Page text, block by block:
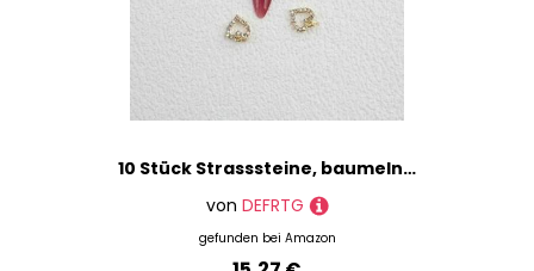
10 Stück Strasssteine, baumelnde goldene Charms, Nagelpiercing, Stern/Herz/Mond/Schmuck, Maniküre-Reifen-Anhänger-Dekorationen-08
von DEFRTG
gefunden bei Amazon